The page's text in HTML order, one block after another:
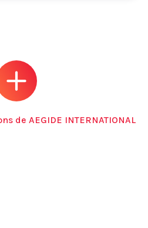
de AEGIDE INTERNATIONAL